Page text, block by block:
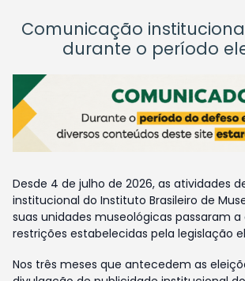
Comunicação
durante o período
Desde 4 de julho de 2026, as atividades
institucional do Instituto Brasileiro de
suas unidades museológicas passaram a
restrições estabelecidas pela legislação
Nos três meses que antecedem as